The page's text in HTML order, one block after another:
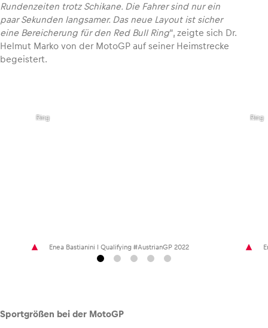
Rundenzeiten trotz Schikane. Die Fahrer sind nur ein
paar Sekunden langsamer. Das neue Layout ist sicher
eine Bereicherung für den Red Bull Ring“, zeigte sich Dr.
Helmut Marko von der MotoGP auf seiner Heimstrecke
begeistert.
Ring
Enea Bastianini I Qualifying #AustrianGP 2022
Ring
Sportgrößen bei der MotoGP